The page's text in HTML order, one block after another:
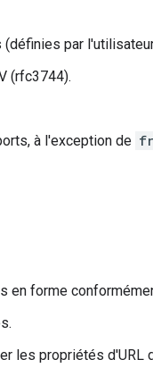
par
(rfc3744).
à l'exception de
forme
les propriétés d'URL